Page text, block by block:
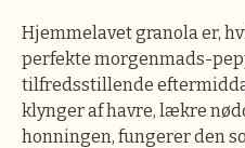
Hjemmelavet granola er,
perfekte morgenmads-
tilfredsstillende
klynger af havre, lækre
honningen, fungerer den